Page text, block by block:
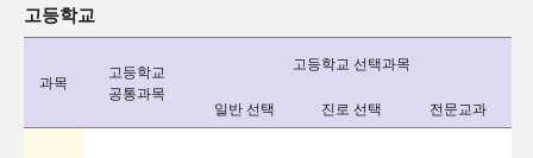
고등학교
과목
고등학교
공통과목
고등학교 선택과목
일반 선택 진로 선택 전문교과